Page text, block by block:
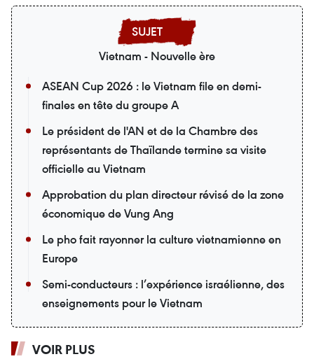
Vietnam - Nouvelle ère
ASEAN Cup 2026 : le Vietnam file en demi-
finales en tête du groupe A
Le président de l'AN et de la Chambre des
représentants de Thaïlande termine sa visite
officielle au Vietnam
Approbation du plan directeur révisé de la zone
économique de Vung Ang
Le pho fait rayonner la culture vietnamienne en
Europe
Semi-conducteurs : l’expérience israélienne, des
enseignements pour le Vietnam
VOIR PLUS